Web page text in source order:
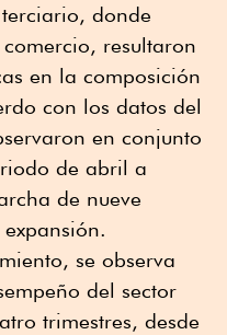
donde
resultaron
en la composición
con los datos del
en conjunto
de abril a
de nueve
se observa
del sector
trimestres, desde